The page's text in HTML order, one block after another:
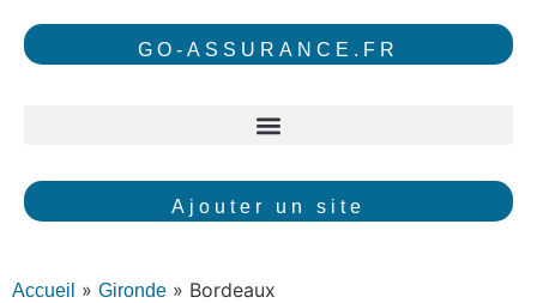
GO-ASSURANCE.FR
Ajouter un site
Accueil » Gironde » Bordeaux